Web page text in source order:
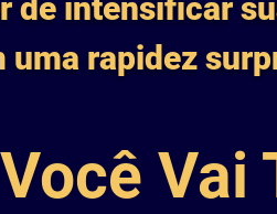
de intensificar
rapidez
Vai